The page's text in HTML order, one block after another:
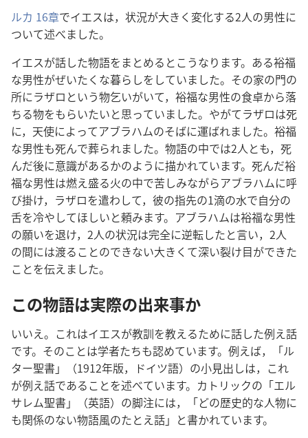
ルカ 16章でイエスは， 状況が大きく 変化する2人の男性に
ついて述べました。
イエスが話した物語をまとめるとこうなります。ある裕福
な男性がぜいたくな暮らしをしていました。その家の門の
所にラザロという物乞いがいて， 裕福な男性の食卓から落
ちる物をもらいたいと思っていました。やがてラザロは死
に， 天使によってアブラハムのそばに運ばれました。 裕福
な男性も死んで葬られました。 物語の中では2人とも， 死
んだ後に意識があるかのように描かれています。 死んだ裕
福な男性は燃え盛る火の中で苦しみながらアブラハムに呼
び掛け，ラザロを遣わして， 彼の指先の1滴の水で自分の
舌を冷やしてほしいと頼みます。アブラハムは裕福な男性
の願いを退け， 2人の状況は完全に逆転したと言い， 2人
の間には渡ることのできない大きくて深い裂け目ができた
ことを伝えました。
この物語は実際の出来事か
いいえ。これはイエスが教訓を教えるために話した例え話
です。そのことは学者たちも認めています。 例えば，「ル
ター聖書 」（1912年版，ドイツ語）の小見出しは，これ
が例え話であることを述べています。カトリックの「エル
サレム聖書 」（英語）の脚注には，「どの歴史的な人物に
も関係のない物語風のたとえ話」と書かれています。